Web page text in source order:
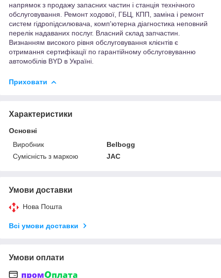
напрямок з продажу запасних частин і станція технічного
обслуговування. Ремонт ходової, ГБЦ, КПП, заміна і ремонт
систем гідропідсилювача, комп'ютерна діагностика неповний
перелік надаваних послуг. Власний склад запчастин.
Визнанням високого рівня обслуговування клієнтів є
отримання сертифікації по гарантійному обслуговуванню
автомобілів BYD в Україні.
Приховати
Характеристики
Основні
Виробник
Belbogg
Сумісність з маркою
JAC
Умови доставки
Нова Пошта
Всі умови доставки
Умови оплати